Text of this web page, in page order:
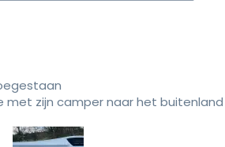
zijn camper naar het buitenland